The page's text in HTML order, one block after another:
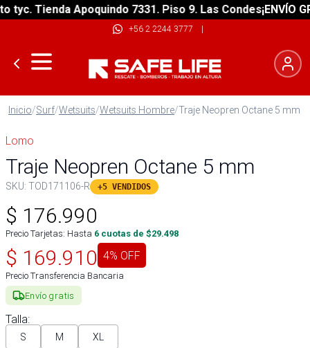
Tienda Apoquindo 7331. Piso 9. Las Condes¡ENVÍO
+56 2 2244 3777 |
Inicio/Surf/Wetsuits/Wetsuits Hombre/Traje Neopren Octane 5 mm
Lomo
Traje Neopren Octane 5 mm
SKU: TOD171106-R +5 VENDIDOS
$ 176.990
Precio Tarjetas: Hasta 6 cuotas de $29.498
$ 169.910 4% OFF
Precio Transferencia Bancaria
Envío gratis
Talla:
S M XL